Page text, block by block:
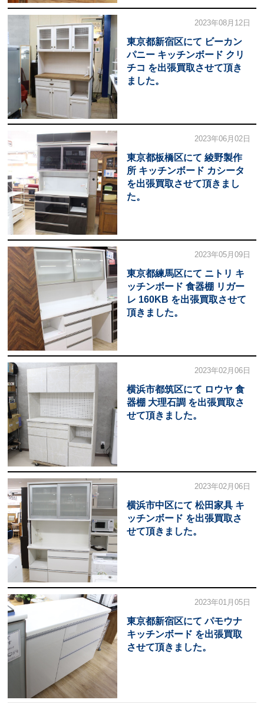
2023年08月12日
東京都新宿区にて ビーカン
パニー キッチンボード クリ
チコ を出張買取させて頂き
ました。
2023年06月02日
東京都板橋区にて 綾野製作
所 キッチンボード カシータ
を出張買取させて頂きまし
た。
2023年05月09日
東京都練馬区にて ニトリ キ
ッチンボード 食器棚 リガー
レ 160KB を出張買取させて
頂きました。
2023年02月06日
横浜市都筑区にて ロウヤ 食
器棚 大理石調 を出張買取さ
せて頂きました。
2023年02月06日
横浜市中区にて 松田家具 キ
ッチンボード を出張買取さ
せて頂きました。
2023年01月05日
東京都新宿区にて パモウナ
キッチンボード を出張買取
させて頂きました。